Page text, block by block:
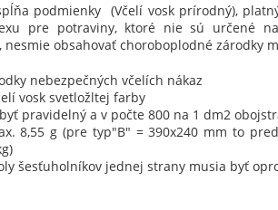
podmienky (Včelí vosk prírodný),
pre potraviny, ktoré nie sú určené
obsahovať choroboplodné zárodky
nebezpečných včelích nákaz
vosk svetložltej farby
pravidelný a v počte 800 na 1 dm2
8,55 g (pre typ"B" = 390x240 mm to
šesťuholníkov jednej strany musia byť